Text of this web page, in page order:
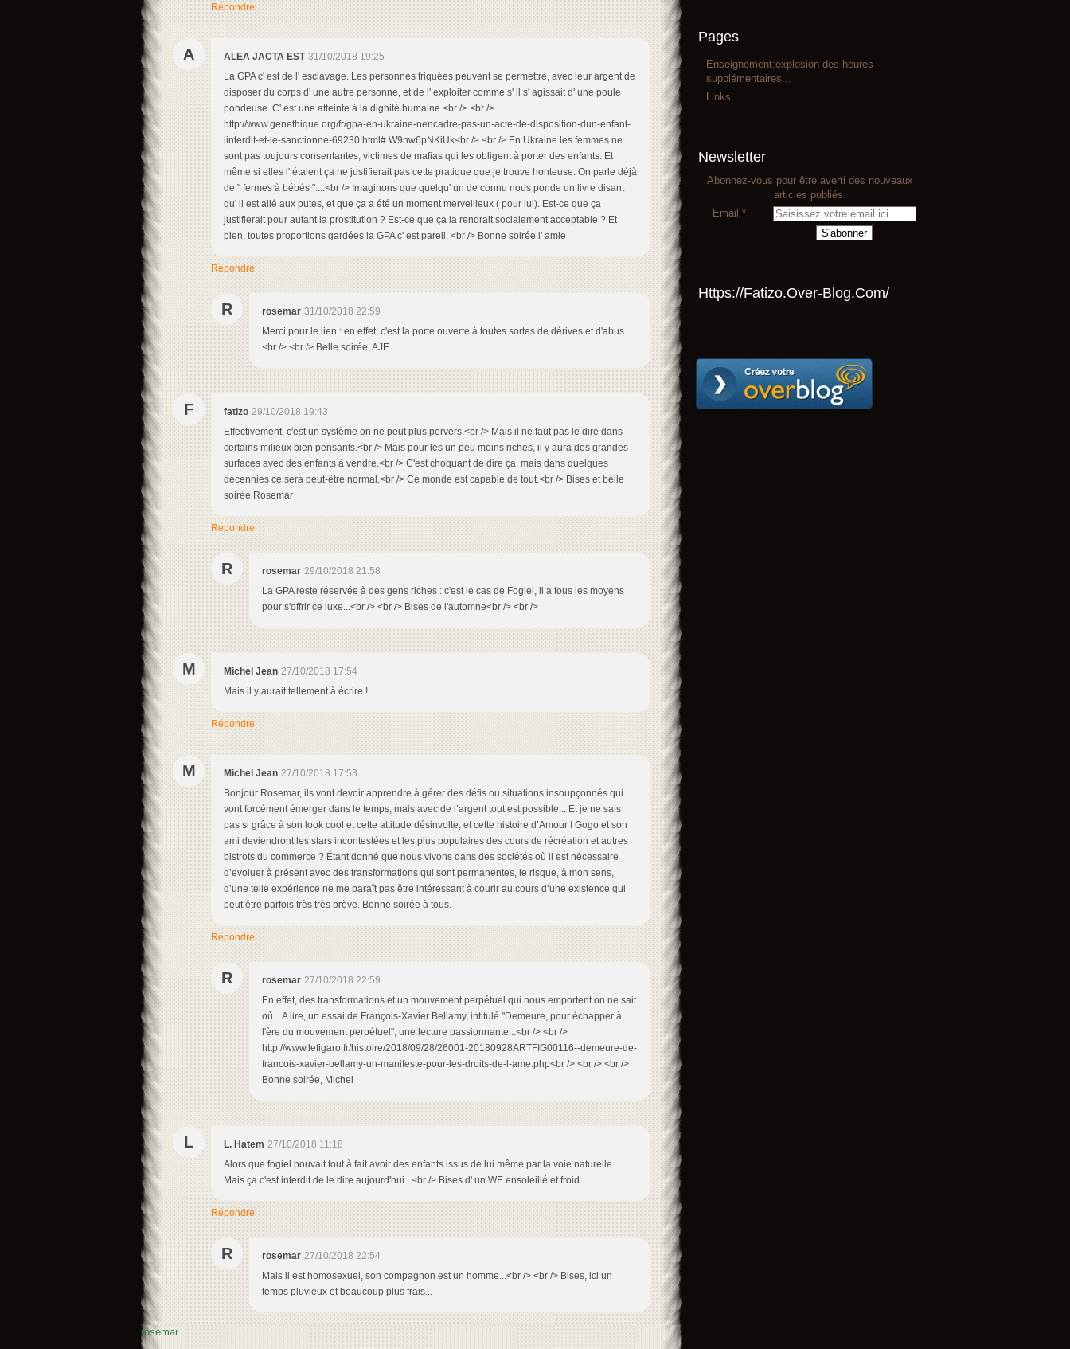
Répondre
A ALEA JACTA EST 31/10/2018 19:25
La GPA c' est de l' esclavage. Les personnes friquées peuvent se permettre, avec leur argent de
disposer du corps d' une autre personne, et de l' exploiter comme s' il s' agissait d' une poule
pondeuse. C' est une atteinte à la dignité humaine.<br /> <br />
http://www.genethique.org/fr/gpa-en-ukraine-nencadre-pas-un-acte-de-disposition-dun-enfant-
linterdit-et-le-sanctionne-69230.html#.W9nw6pNKiUk<br /> <br /> En Ukraine les femmes ne
sont pas toujours consentantes, victimes de mafias qui les obligent à porter des enfants. Et
même si elles l' étaient ça ne justifierait pas cette pratique que je trouve honteuse. On parle déjà
de " fermes à bébés "....<br /> Imaginons que quelqu' un de connu nous ponde un livre disant
qu' il est allé aux putes, et que ça a été un moment merveilleux ( pour lui). Est-ce que ça
justifierait pour autant la prostitution ? Est-ce que ça la rendrait socialement acceptable ? Et
bien, toutes proportions gardées la GPA c' est pareil. <br /> Bonne soirée l' amie
Répondre
R rosemar 31/10/2018 22:59
Merci pour le lien : en effet, c'est la porte ouverte à toutes sortes de dérives et d'abus...
<br /> <br /> Belle soirée, AJE
F fatizo 29/10/2018 19:43
Effectivement, c'est un système on ne peut plus pervers.<br /> Mais il ne faut pas le dire dans
certains milieux bien pensants.<br /> Mais pour les un peu moins riches, il y aura des grandes
surfaces avec des enfants à vendre.<br /> C'est choquant de dire ça, mais dans quelques
décennies ce sera peut-être normal.<br /> Ce monde est capable de tout.<br /> Bises et belle
soirée Rosemar
Répondre
R rosemar 29/10/2018 21:58
La GPA reste réservée à des gens riches : c'est le cas de Fogiel, il a tous les moyens
pour s'offrir ce luxe...<br /> <br /> Bises de l'automne<br /> <br />
M Michel Jean 27/10/2018 17:54
Mais il y aurait tellement à écrire !
Répondre
M Michel Jean 27/10/2018 17:53
Bonjour Rosemar, ils vont devoir apprendre à gérer des défis ou situations insoupçonnés qui
vont forcément émerger dans le temps, mais avec de l’argent tout est possible... Et je ne sais
pas si grâce à son look cool et cette attitude désinvolte; et cette histoire d’Amour ! Gogo et son
ami deviendront les stars incontestées et les plus populaires des cours de récréation et autres
bistrots du commerce ? Étant donné que nous vivons dans des sociétés où il est nécessaire
d’evoluer à présent avec des transformations qui sont permanentes, le risque, à mon sens,
d’une telle expérience ne me paraît pas être intéressant à courir au cours d’une existence qui
peut être parfois très très brève. Bonne soirée à tous.
Répondre
R rosemar 27/10/2018 22:59
En effet, des transformations et un mouvement perpétuel qui nous emportent on ne sait
où... A lire, un essai de François-Xavier Bellamy, intitulé "Demeure, pour échapper à
l'ère du mouvement perpétuel", une lecture passionnante...<br /> <br />
http://www.lefigaro.fr/histoire/2018/09/28/26001-20180928ARTFIG00116--demeure-de-
francois-xavier-bellamy-un-manifeste-pour-les-droits-de-l-ame.php<br /> <br /> <br />
Bonne soirée, Michel
L L. Hatem 27/10/2018 11:18
Alors que fogiel pouvait tout à fait avoir des enfants issus de lui même par la voie naturelle...
Mais ça c'est interdit de le dire aujourd'hui...<br /> Bises d' un WE ensoleillé et froid
Répondre
R rosemar 27/10/2018 22:54
Mais il est homosexuel, son compagnon est un homme...<br /> <br /> Bises, ici un
temps pluvieux et beaucoup plus frais...
Pages
Enseignement:explosion des heures
supplémentaires...
Links
Newsletter
Abonnez-vous pour être averti des nouveaux
articles publiés.
Email
Https://Fatizo.over-Blog.com/
rosemar